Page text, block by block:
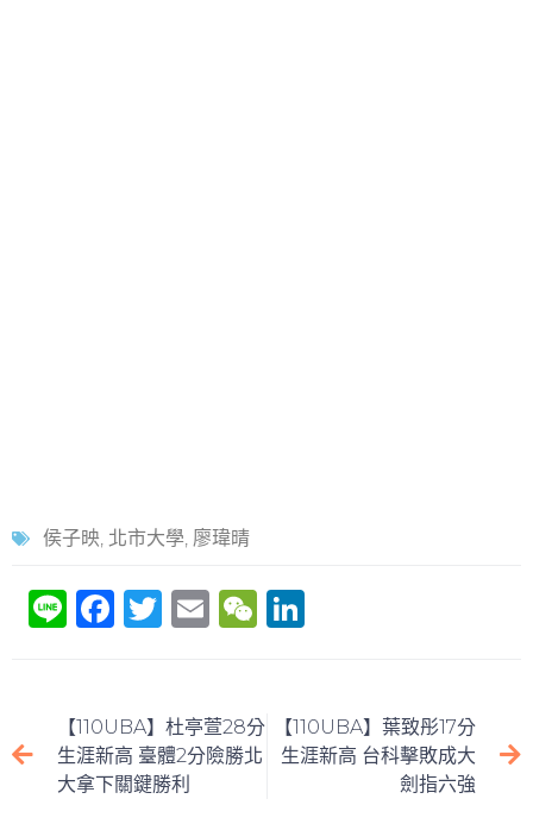
侯子映, 北市大學, 廖瑋晴
Li F
e
b
o
T
er
E
l
W
h
at
e
dI
【110UBA】杜亭萱28分
生涯新高 臺體2分險勝北
大拿下關鍵勝利
【110UBA】葉致彤17分
生涯新高 台科擊敗成大
劍指六強